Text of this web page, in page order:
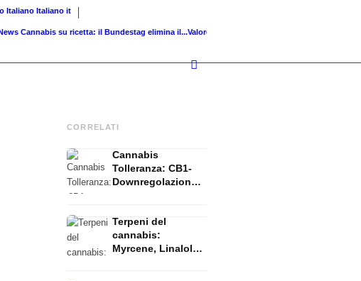
Italiano Italiano it
Cannabis su ricetta: il Bundestag elimina il...Valore fondiario di riferimento vs. valore di...
CORRELATI
Cannabis
Tolleranza: CB1-
Downregolazione,
Terpeni del
cannabis:
Myrcene, Linalolo,